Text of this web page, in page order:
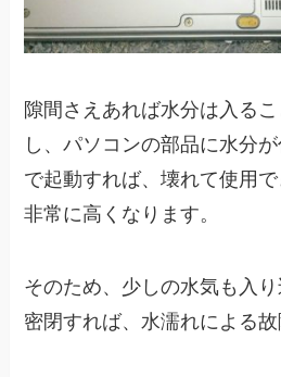
隙間さえあれば水分は入る
し、パソコンの部品に水分
で起動すれば、壊れて使用
非常に高くなります。
そのため、少しの水気も入
密閉すれば、水濡れによる故